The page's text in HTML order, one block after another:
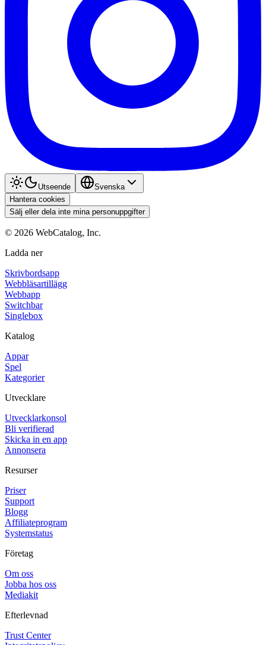
Utseende
Svenska
Hantera cookies
Sälj eller dela inte mina personuppgifter
© 2026 WebCatalog, Inc.
Ladda ner
Skrivbordsapp
Webbläsartillägg
Webbapp
Switchbar
Singlebox
Katalog
Appar
Spel
Kategorier
Utvecklare
Utvecklarkonsol
Bli verifierad
Skicka in en app
Annonsera
Resurser
Priser
Support
Blogg
Affiliateprogram
Systemstatus
Företag
Om oss
Jobba hos oss
Mediakit
Efterlevnad
Trust Center